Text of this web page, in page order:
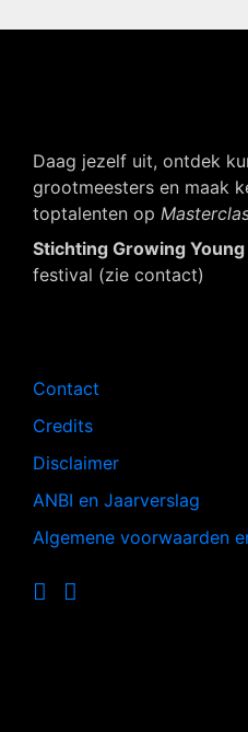
Daag jezelf uit, ontdek
grootmeesters en maak
toptalenten op
Stichting Growing Young
festival (zie contact)
Contact
Credits
Disclaimer
ANBI en Jaarverslag
Algemene voorwaarden